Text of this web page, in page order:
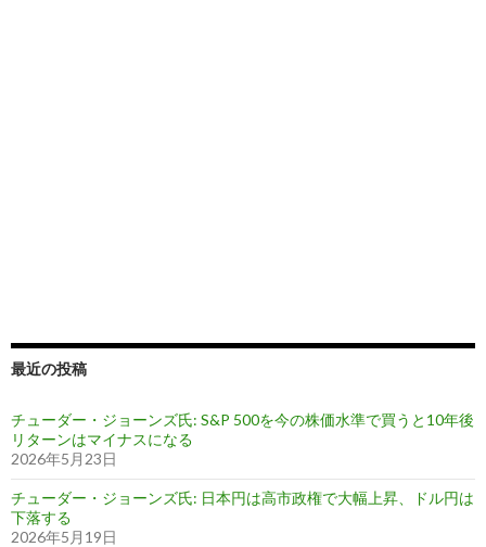
最近の投稿
チューダー・ジョーンズ氏: S&P 500を今の株価水準で買うと10年後
リターンはマイナスになる
2026年5月23日
チューダー・ジョーンズ氏: 日本円は高市政権で大幅上昇、ドル円は
下落する
2026年5月19日